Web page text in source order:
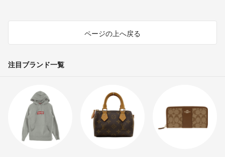
ページの上へ戻る
注目ブランド一覧